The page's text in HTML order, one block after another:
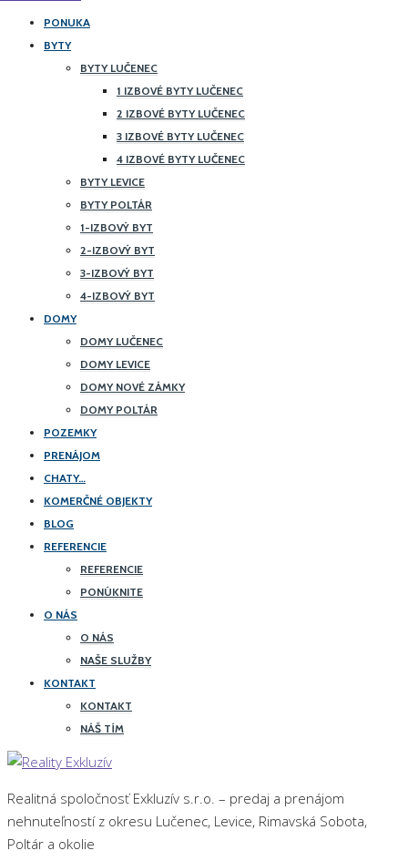
PONUKA
BYTY
BYTY LUČENEC
1 IZBOVÉ BYTY LUČENEC
2 IZBOVÉ BYTY LUČENEC
3 IZBOVÉ BYTY LUČENEC
4 IZBOVÉ BYTY LUČENEC
BYTY LEVICE
BYTY POLTÁR
1-IZBOVÝ BYT
2-IZBOVÝ BYT
3-IZBOVÝ BYT
4-IZBOVÝ BYT
DOMY
DOMY LUČENEC
DOMY LEVICE
DOMY NOVÉ ZÁMKY
DOMY POLTÁR
POZEMKY
PRENÁJOM
CHATY…
KOMERČNÉ OBJEKTY
BLOG
REFERENCIE
REFERENCIE
PONÚKNITE
O NÁS
O NÁS
NAŠE SLUŽBY
KONTAKT
KONTAKT
NÁŠ TÍM
Realitná spoločnosť Exkluzív s.r.o. – predaj a prenájom
nehnuteľností z okresu Lučenec, Levice, Rimavská Sobota,
Poltár a okolie